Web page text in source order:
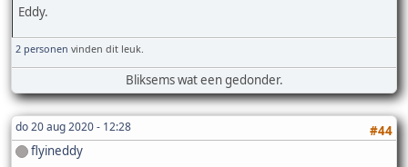
Eddy.
2 personen vinden dit leuk.
Bliksems wat een gedonder.
do 20 aug 2020 - 12:28
#44
flyineddy